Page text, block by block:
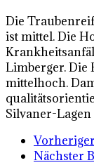
Die
ist mittel. Die
Limberger. Die
mittelhoch.
Silvaner-
Nächster